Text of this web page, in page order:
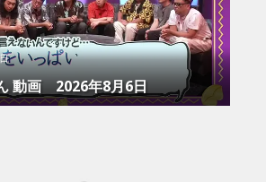
動画 2026年8月6日